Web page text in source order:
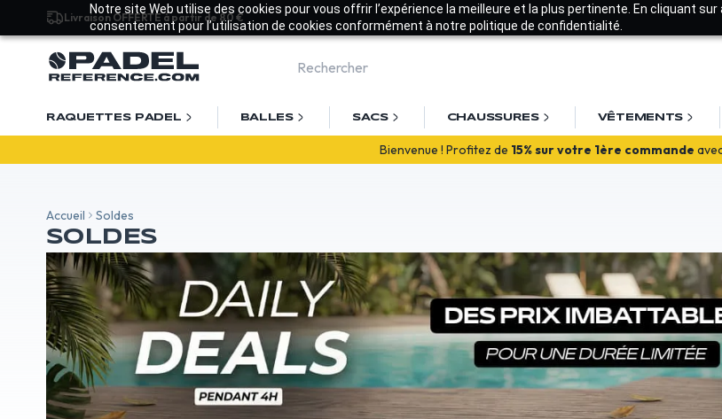
Notre site Web utilise des cookies pour vous offrir l’expérience la meilleure et la plus pertinente. En cliquant
consentement pour l’utilisation de cookies conformément à notre politique de confidentialité.
Livraison OFFERTE à partir de 80 €
RAQUETTES PADEL BALLES SACS CHAUSSURES VÊTEMENTS
EXCEPTIONNEL! 20% de remiseavec
Accueil Soldes
SOLDES